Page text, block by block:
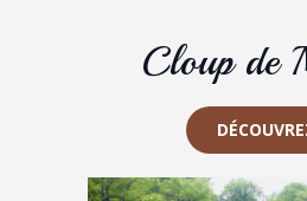
Cloup de